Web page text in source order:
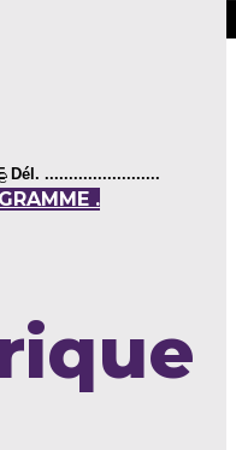
Dél. ........................
.